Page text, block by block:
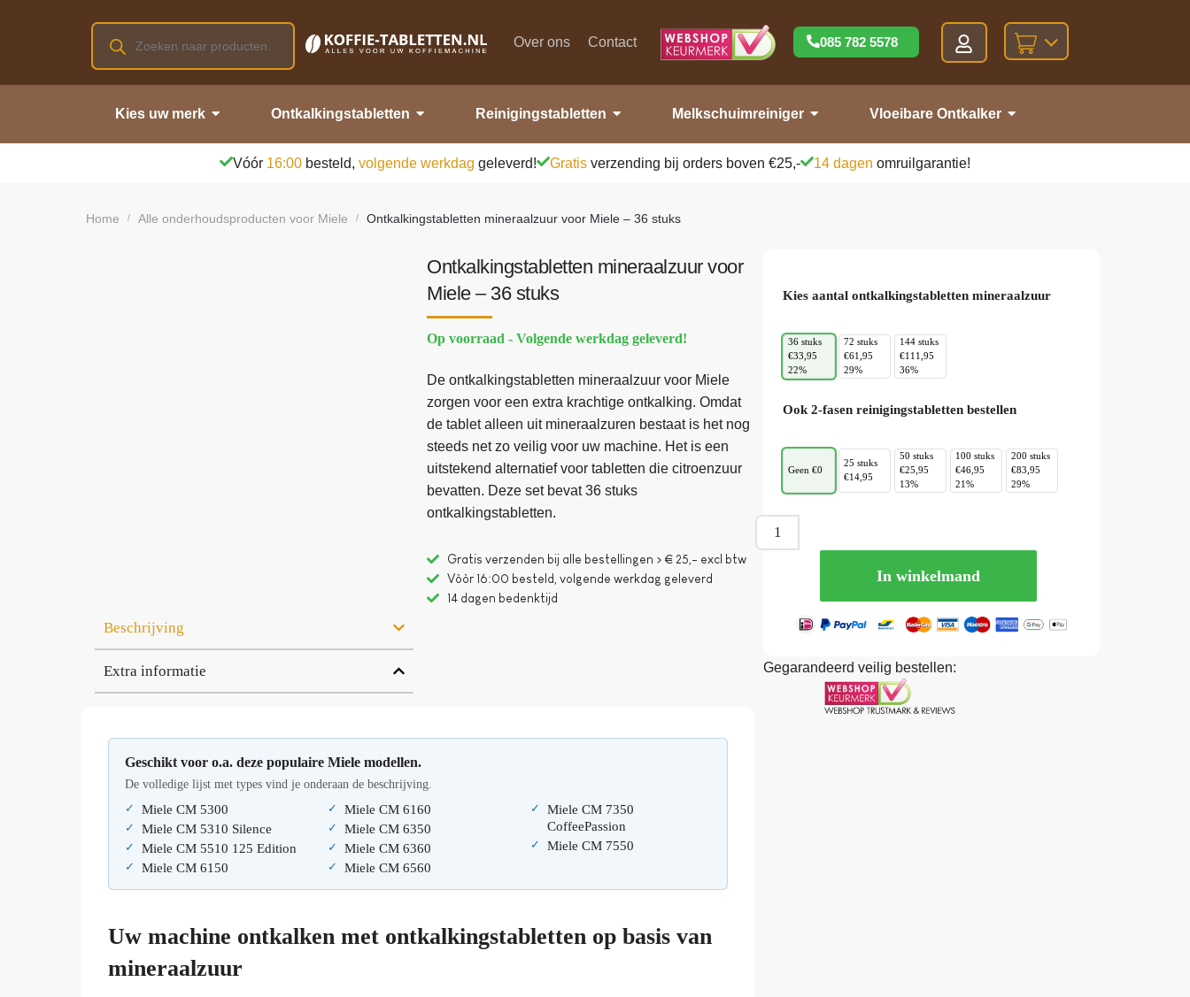
Over ons Contact 085 782 5578
Kies uw merk Ontkalkingstabletten Reinigingstabletten Melkschuimreiniger Vloeibare Ontkalker
Vóór 16:00 besteld, volgende werkdag geleverd! Gratis verzending bij orders boven €25,- 14 dagen omruilgarantie!
Home / Alle onderhoudsproducten voor Miele / Ontkalkingstabletten mineraalzuur voor Miele – 36 stuks
Beschrijving
Extra informatie
Ontkalkingstabletten mineraalzuur voor
Miele – 36 stuks
Op voorraad - Volgende werkdag geleverd!
De ontkalkingstabletten mineraalzuur voor Miele
zorgen voor een extra krachtige ontkalking. Omdat
de tablet alleen uit mineraalzuren bestaat is het nog
steeds net zo veilig voor uw machine. Het is een
uitstekend alternatief voor tabletten die citroenzuur
bevatten. Deze set bevat 36 stuks
ontkalkingstabletten.
Gratis verzenden bij alle bestellingen > € 25,- excl btw
Vòòr 16:00 besteld, volgende werkdag geleverd
14 dagen bedenktijd
Geschikt voor o.a. deze populaire Miele modellen.
De volledige lijst met types vind je onderaan de beschrijving.
Miele CM 5300
Miele CM 5310 Silence
Miele CM 5510 125 Edition
Miele CM 6150
Miele CM 6160
Miele CM 6350
Miele CM 6360
Miele CM 6560
Miele CM 7350
CoffeePassion
Miele CM 7550
Uw machine ontkalken met ontkalkingstabletten op basis van
mineraalzuur
Kies aantal ontkalkingstabletten mineraalzuur
36 stuks
€33,95
22%
72 stuks
€61,95
29%
144 stuks
€111,95
36%
Ook 2-fasen reinigingstabletten bestellen
Geen €0
25 stuks
€14,95
50 stuks
€25,95
13%
100 stuks
€46,95
21%
200 stuks
€83,95
29%
In winkelmand
Gegarandeerd veilig bestellen: